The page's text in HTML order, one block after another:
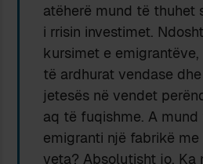
atëherë mund të thuhet
i rrisin investimet.
kursimet e
të ardhurat vendase
jetesës në vendet
aq të fuqishme. A mund
emigranti një fabrikë
veta? Absolutisht jo. Ka